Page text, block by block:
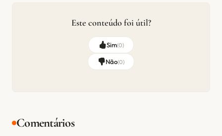
Este conteúdo foi útil?
Sim(0)
Não(0)
Comentários